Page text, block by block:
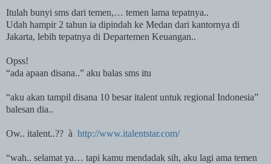
Itulah bunyi sms dari temen,… temen lama tepatnya..
Udah hampir 2 tahun ia dipindah ke Medan dari kantornya di
Jakarta, lebih tepatnya di Departemen Keuangan..
Opss!
“ada apaan disana..” aku balas sms itu
“aku akan tampil disana 10 besar italent untuk regional Indonesia”
balesan dia..
Ow.. italent..?? à http://www.italentstar.com/
“wah.. selamat ya… tapi kamu mendadak sih, aku lagi ama temen